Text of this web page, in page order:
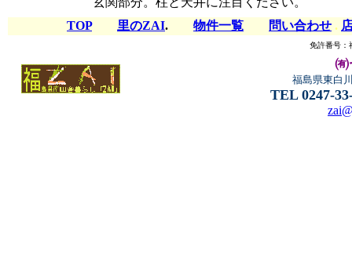
TOP
里のZAI. 物件一覧 問い合わせ .
免許番号：
㈲
福島県東白
TEL 0247-